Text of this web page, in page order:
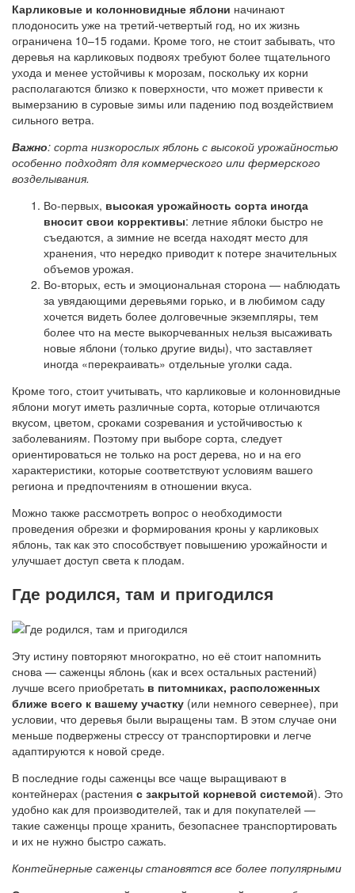
Карликовые и колонновидные яблони начинают
плодоносить уже на третий-четвертый год, но их жизнь
ограничена 10–15 годами. Кроме того, не стоит забывать, что
деревья на карликовых подвоях требуют более тщательного
ухода и менее устойчивы к морозам, поскольку их корни
располагаются близко к поверхности, что может привести к
вымерзанию в суровые зимы или падению под воздействием
сильного ветра.
Важно: сорта низкорослых яблонь с высокой урожайностью
особенно подходят для коммерческого или фермерского
возделывания.
Во-первых, высокая урожайность сорта иногда
вносит свои коррективы: летние яблоки быстро не
съедаются, а зимние не всегда находят место для
хранения, что нередко приводит к потере значительных
объемов урожая.
Во-вторых, есть и эмоциональная сторона — наблюдать
за увядающими деревьями горько, и в любимом саду
хочется видеть более долговечные экземпляры, тем
более что на месте выкорчеванных нельзя высаживать
новые яблони (только другие виды), что заставляет
иногда «перекраивать» отдельные уголки сада.
Кроме того, стоит учитывать, что карликовые и колонновидные
яблони могут иметь различные сорта, которые отличаются
вкусом, цветом, сроками созревания и устойчивостью к
заболеваниям. Поэтому при выборе сорта, следует
ориентироваться не только на рост дерева, но и на его
характеристики, которые соответствуют условиям вашего
региона и предпочтениям в отношении вкуса.
Можно также рассмотреть вопрос о необходимости
проведения обрезки и формирования кроны у карликовых
яблонь, так как это способствует повышению урожайности и
улучшает доступ света к плодам.
Где родился, там и пригодился
Эту истину повторяют многократно, но её стоит напомнить
снова — саженцы яблонь (как и всех остальных растений)
лучше всего приобретать в питомниках, расположенных
ближе всего к вашему участку (или немного севернее), при
условии, что деревья были выращены там. В этом случае они
меньше подвержены стрессу от транспортировки и легче
адаптируются к новой среде.
В последние годы саженцы все чаще выращивают в
контейнерах (растения с закрытой корневой системой). Это
удобно как для производителей, так и для покупателей —
такие саженцы проще хранить, безопаснее транспортировать
и их не нужно быстро сажать.
Контейнерные саженцы становятся все более популярными